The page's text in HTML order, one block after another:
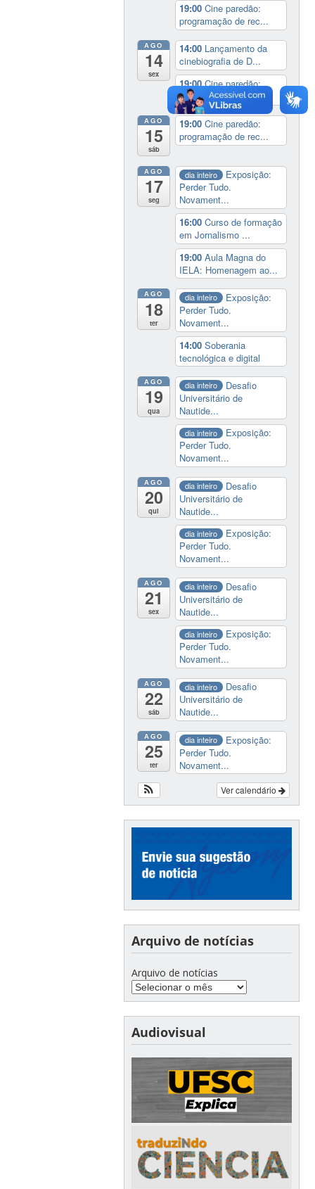
19:00Cine paredão:
programação de rec...
AGO
14
sex
14:00 Lançamento da
cinebiografia de D...
19:00Cine paredão:
programação de rec...
AGO
15
sáb
19:00Cine paredão:
programação de rec...
AGO
17
seg
dia inteiro
Exposição:
Perder Tudo.
Novament...
16:00Curso de formação
em Jornalismo ...
19:00Aula Magna do
IELA: Homenagem ao...
AGO
18
ter
dia inteiro
Exposição:
Perder Tudo.
Novament...
14:00Soberania
tecnológica e digital
AGO
19
qua
dia inteiro
Desafio
Universitário de
Nautide...
dia inteiro
Exposição:
Perder Tudo.
Novament...
AGO
20
qui
dia inteiro
Desafio
Universitário de
Nautide...
dia inteiro
Exposição:
Perder Tudo.
Novament...
AGO
21
sex
dia inteiro
Desafio
Universitário de
Nautide...
dia inteiro
Exposição:
Perder Tudo.
Novament...
AGO
22
sáb
dia inteiro
Desafio
Universitário de
Nautide...
AGO
25
ter
dia inteiro
Exposição:
Perder Tudo.
Novament...
Ver calendário
Arquivo de notícias
Arquivo de notícias
Audiovisual